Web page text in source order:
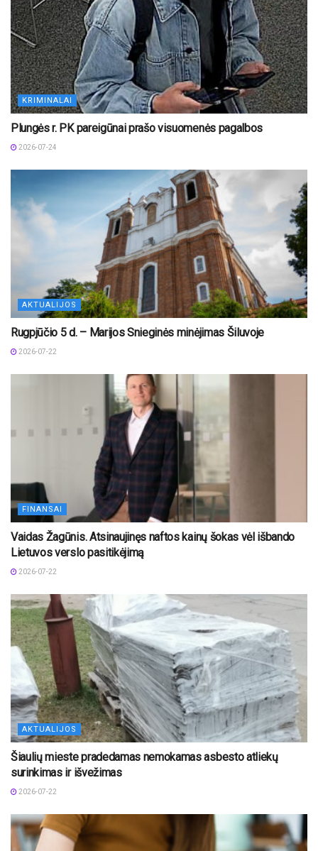
KRIMINALAI
Plungės r. PK pareigūnai prašo visuomenės pagalbos
2026-07-24
AKTUALIJOS
Rugpjūčio 5 d. – Marijos Snieginės minėjimas Šiluvoje
2026-07-22
FINANSAI
Vaidas Žagūnis. Atsinaujinęs naftos kainų šokas vėl išbando
Lietuvos verslo pasitikėjimą
2026-07-22
AKTUALIJOS
Šiaulių mieste pradedamas nemokamas asbesto atliekų
surinkimas ir išvežimas
2026-07-22